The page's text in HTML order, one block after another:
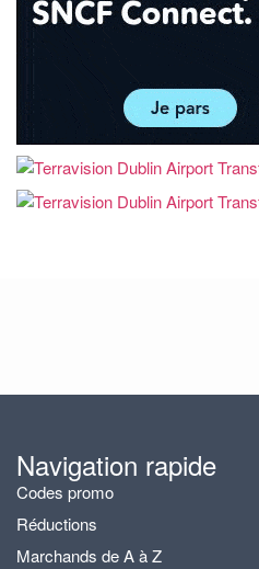
Navigation rapide
Codes promo
Réductions
Marchands de A à Z